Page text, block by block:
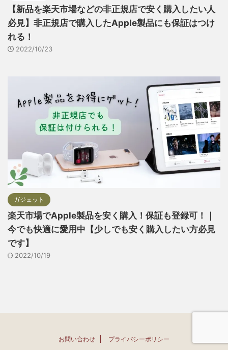
【新品を楽天市場などの非正規店で安く購入したい人
必見】非正規店で購入したApple製品にも保証はつけ
れる！
2022/10/23
ガジェット
楽天市場でApple製品を安く購入！保証も登録可！｜
今でも快適に愛用中【少しでも安く購入したい方必見
です】
2022/10/19
お問い合わせ プライバシーポリシー